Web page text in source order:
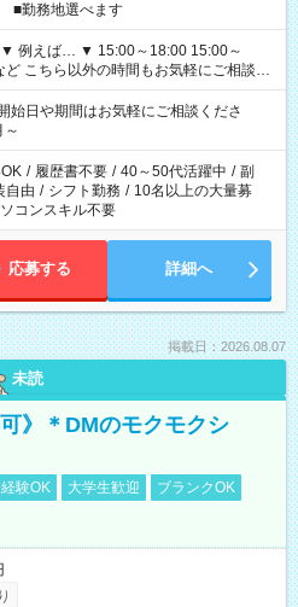
■勤務地選べます
相談く
日や期間はお気軽にご相談くださ
/ 履歴書不要 / 40～50代活躍中 / 副
自由 / シフト勤務 / 10名以上の大量募
コンスキル不要
応募する 詳細へ
掲載日：2026.08.07
未読
》＊DMのモクモクシ
験OK 大学生歓迎
ブランクOK